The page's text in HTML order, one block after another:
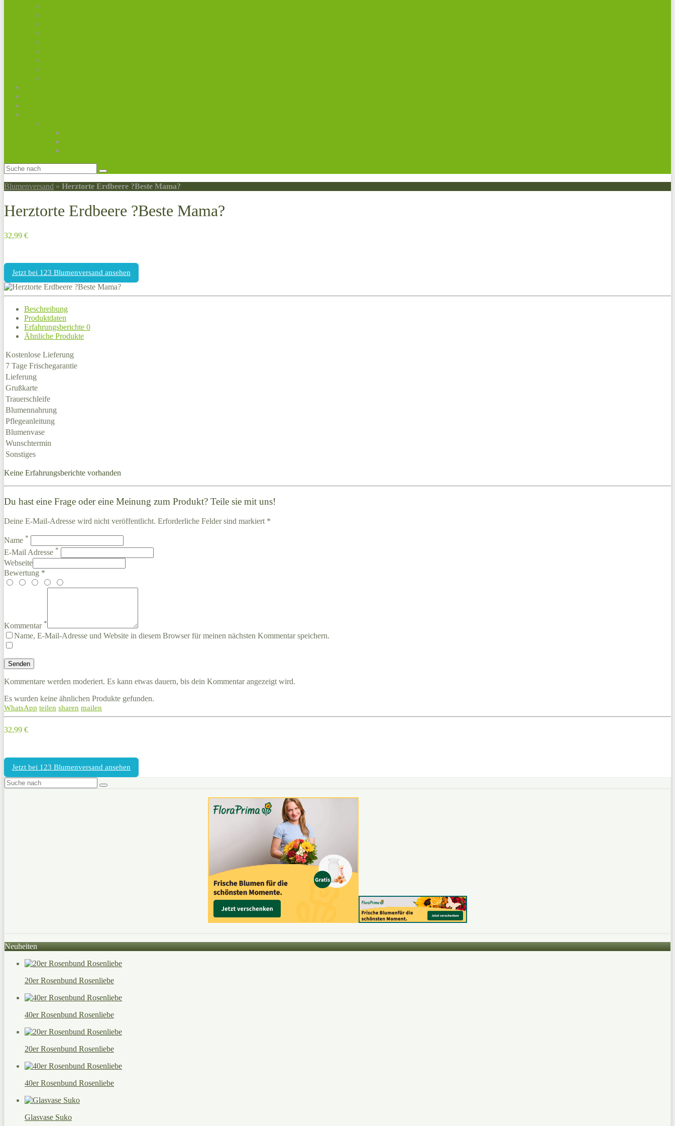
Blumenversand » Herztorte Erdbeere ?Beste Mama?
Herztorte Erdbeere ?Beste Mama?
32,99 €
Jetzt bei 123 Blumenversand ansehen
Beschreibung
Produktdaten
Erfahrungsberichte 0
Ähnliche Produkte
Kostenlose Lieferung
7 Tage Frischegarantie
Lieferung
Grußkarte
Trauerschleife
Blumennahrung
Pflegeanleitung
Blumenvase
Wunschtermin
Sonstiges
Keine Erfahrungsberichte vorhanden
Du hast eine Frage oder eine Meinung zum Produkt? Teile sie mit uns!
Deine E-Mail-Adresse wird nicht veröffentlicht. Erforderliche Felder sind markiert *
Name *
E-Mail Adresse *
Webseite
Bewertung *
Kommentar *
Name, E-Mail-Adresse und Website in diesem Browser für meinen nächsten Kommentar speichern.
Kommentare werden moderiert. Es kann etwas dauern, bis dein Kommentar angezeigt wird.
Es wurden keine ähnlichen Produkte gefunden.
WhatsApp teilen sharen mailen
32,99 €
Jetzt bei 123 Blumenversand ansehen
Neuheiten
20er Rosenbund Rosenliebe
40er Rosenbund Rosenliebe
20er Rosenbund Rosenliebe
40er Rosenbund Rosenliebe
Glasvase Suko